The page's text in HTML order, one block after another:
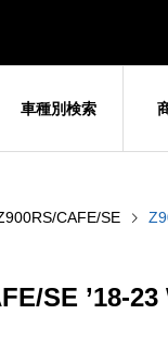
車種別検索
CAFE/SE
SE ’18-